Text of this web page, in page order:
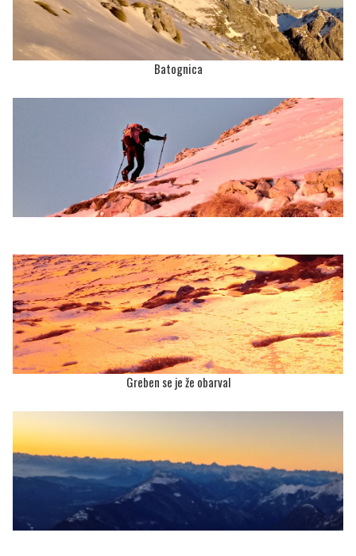
Batognica
Greben se je že obarval